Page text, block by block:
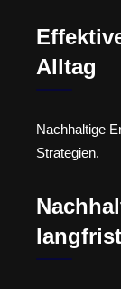
Alltag
Nachhaltige
Strategien.